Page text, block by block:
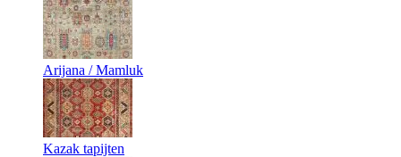
Arijana / Mamluk
Kazak tapijten